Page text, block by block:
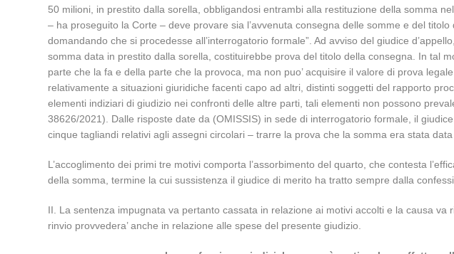
50 milioni, in prestito dalla sorella, obbligandosi entrambi alla restituzione della somma
– ha proseguito la Corte – deve provare sia l’avvenuta consegna delle somme e del
domandando che si procedesse all’interrogatorio formale”. Ad avviso del giudice
somma data in prestito dalla sorella, costituirebbe prova del titolo della consegna. In tal
parte che la fa e della parte che la provoca, ma non puo’ acquisire il valore di prova
relativamente a situazioni giuridiche facenti capo ad altri, distinti soggetti del rapporto
elementi indiziari di giudizio nei confronti delle altre parti, tali elementi non possono
38626/2021). Dalle risposte date da (OMISSIS) in sede di interrogatorio formale, il
cinque tagliandi relativi agli assegni circolari – trarre la prova che la somma era stata
L’accoglimento dei primi tre motivi comporta l’assorbimento del quarto, che contesta
della somma, termine la cui sussistenza il giudice di merito ha tratto sempre dalla
II. La sentenza impugnata va pertanto cassata in relazione ai motivi accolti e la causa
rinvio provvedera’ anche in relazione alle spese del presente giudizio.